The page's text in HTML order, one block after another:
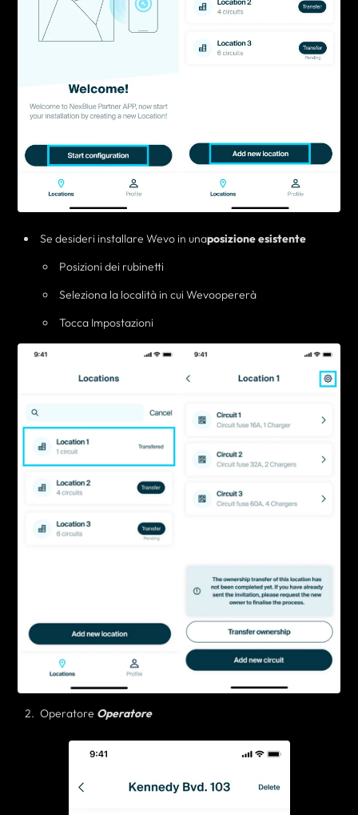
Se desideri installare Wevo in unaposizione esistente
Posizioni dei rubinetti
Seleziona la località in cui Wevoopererà
Tocca Impostazioni
Operatore Operatore